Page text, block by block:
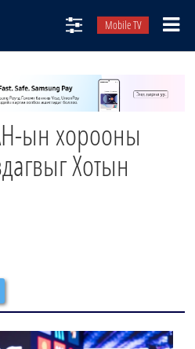
Mobile TV
ын хорооны
Хотын